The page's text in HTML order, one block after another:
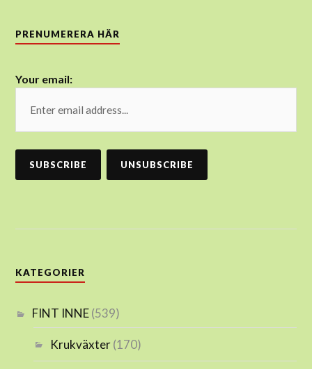
PRENUMERERA HÄR
Your email:
KATEGORIER
FINT INNE(539)
Krukväxter(170)